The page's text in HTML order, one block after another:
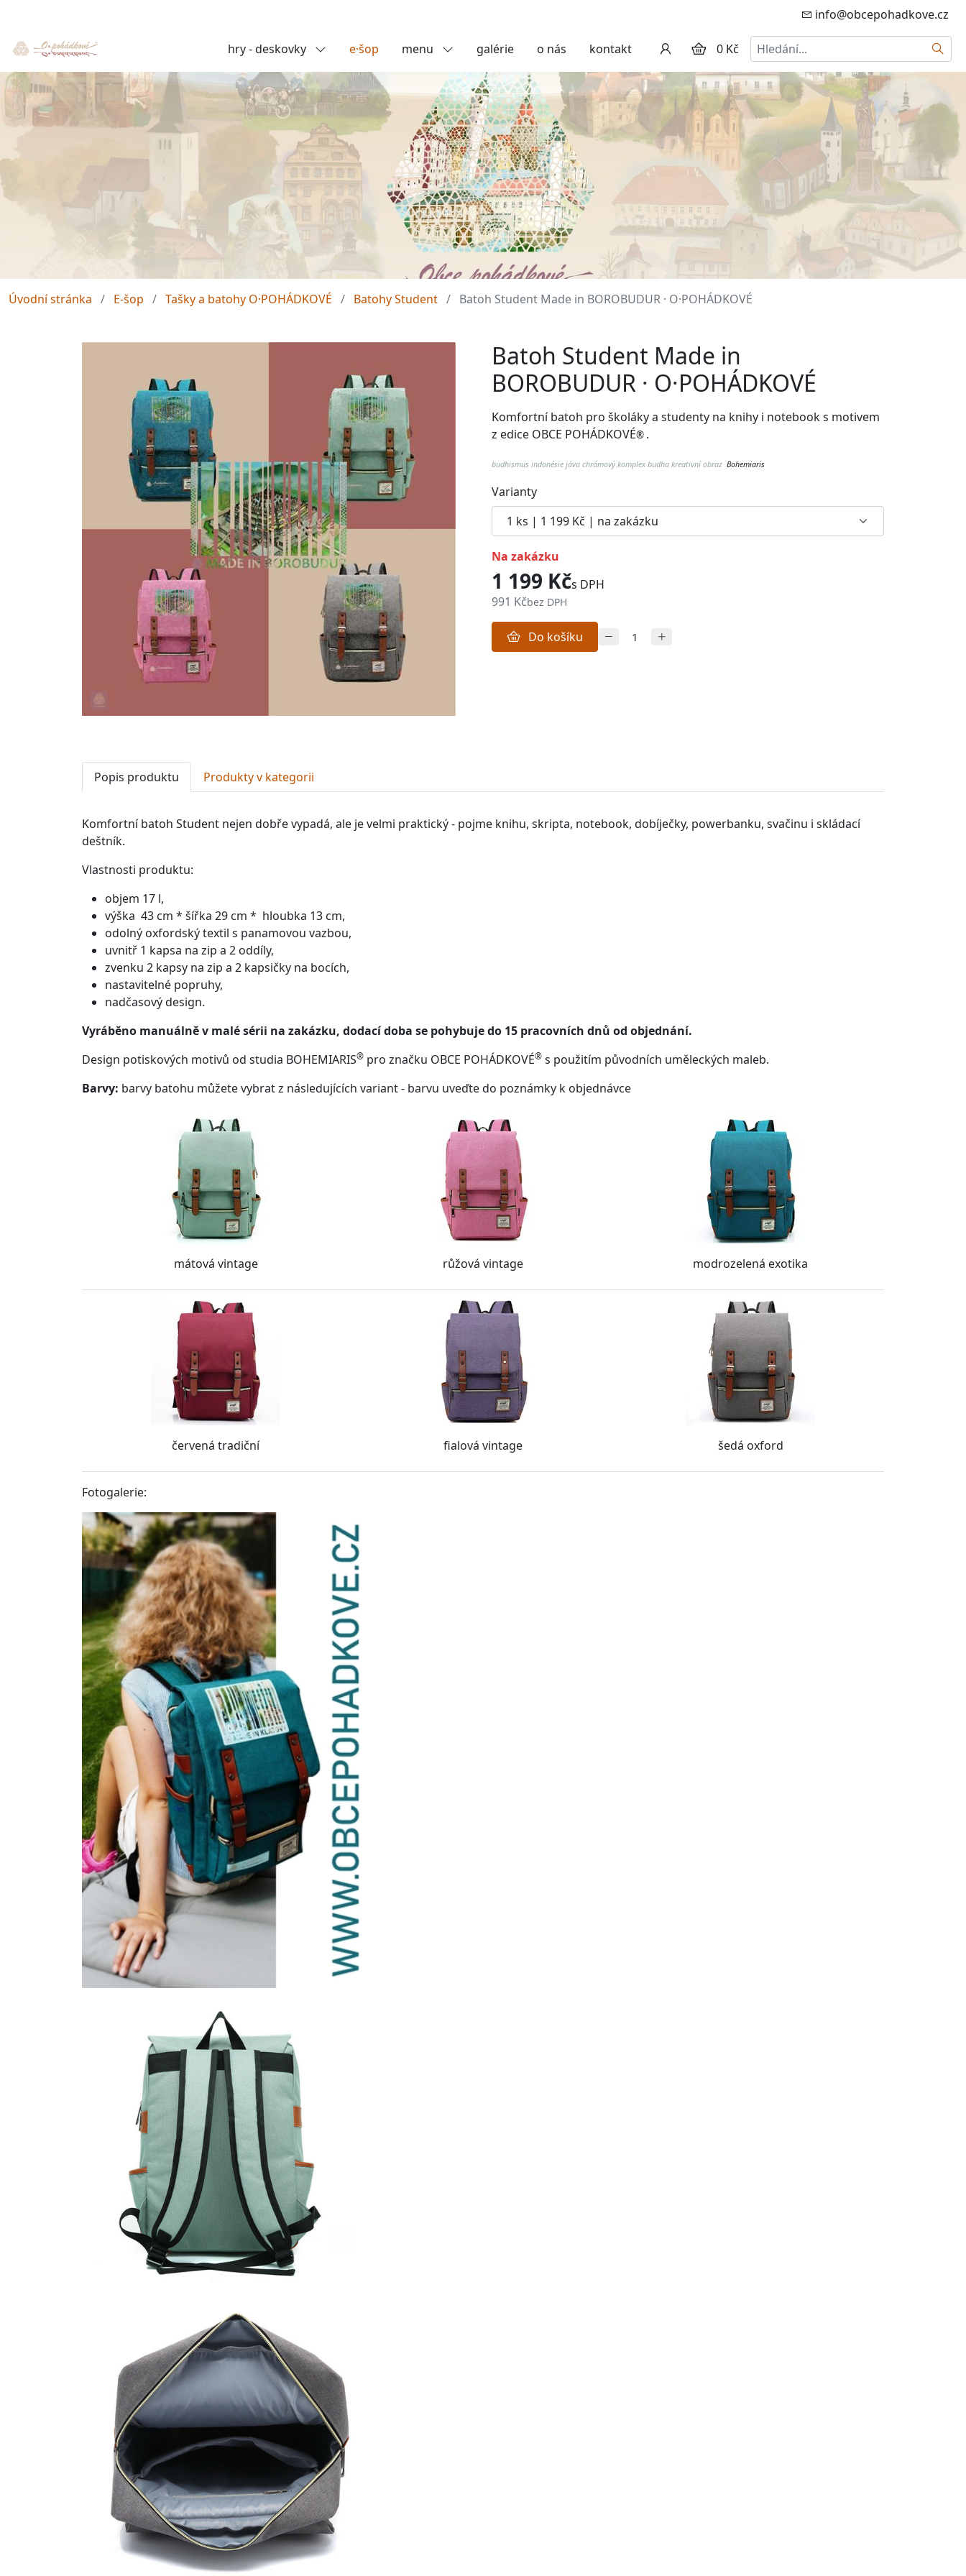
info@obcepohadkove.cz
hry - deskovky e·šop menu galérie o nás kontakt 0 Kč Hledat
Úvodní stránka E-šop Tašky a batohy O·POHÁDKOVÉ Batohy Student Batoh Student Made in BOROBUDUR · O·POHÁDKOVÉ
Batoh Student Made in
BOROBUDUR · O·POHÁDKOVÉ
Komfortní batoh pro školáky a studenty na knihy i notebooks motivem
z edice OBCE POHÁDKOVÉ® .
budhismus indonésie jáva chrámový komplex budha kreativní obraz Bohemiaris
Varianty
na zakázku
1 199 Kčs DPH
991 Kčbez DPH
Do košíku
Popis produktu Produkty v kategorii
Komfortní batoh Student nejen dobře vypadá, ale je velmi praktický - pojme knihu, skripta, notebook, dobíječky, powerbanku, svačinu i skládací
deštník.
Vlastnosti produktu:
objem 17 l,
výška 43 cm * šířka 29 cm * hloubka 13 cm,
odolný oxfordský textil s panamovou vazbou,
uvnitř 1 kapsa na zip a 2 oddíly,
zvenku 2 kapsy na zip a 2 kapsičky na bocích,
nastavitelné popruhy,
nadčasový design.
Vyráběno manuálně v malé sérii na zakázku, dodací doba se pohybuje do 15 pracovních dnů od objednání.
Design potiskových motivů od studia BOHEMIARIS® pro značku OBCE POHÁDKOVÉ® s použitím původních uměleckých maleb.
Barvy: barvy batohu můžete vybrat z následujících variant - barvu uveďte do poznámky k objednávce
mátová vintage růžová vintage modrozelená exotika
červená tradiční fialová vintage šedá oxford
Fotogalerie: